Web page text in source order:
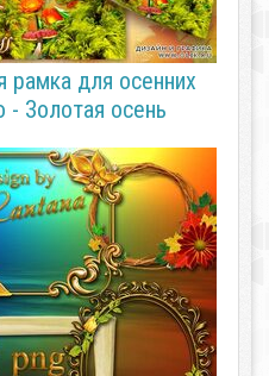
рамка для осенних
- Золотая осень